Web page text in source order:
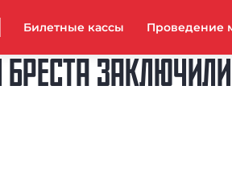
Билетные кассы Проведение